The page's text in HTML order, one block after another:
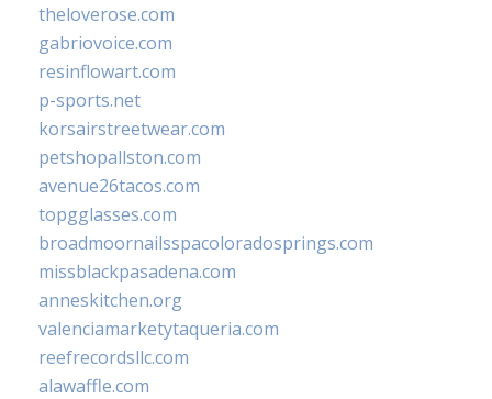
theloverose.com
gabriovoice.com
resinflowart.com
p-sports.net
korsairstreetwear.com
petshopallston.com
avenue26tacos.com
topgglasses.com
broadmoornailsspacoloradosprings.com
missblackpasadena.com
anneskitchen.org
valenciamarketytaqueria.com
reefrecordsllc.com
alawaffle.com